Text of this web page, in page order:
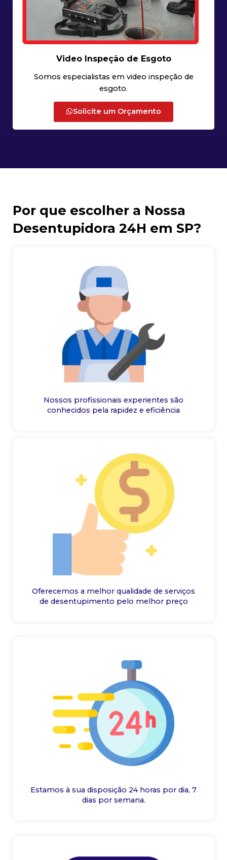
Video Inspeção de Esgoto
Somos especialistas em video inspeção de
esgoto.
Solicite um Orçamento
Por que escolher a Nossa
Desentupidora 24H em SP?
Nossos profissionais experientes são
conhecidos pela rapidez e eficiência
Oferecemos a melhor qualidade de serviços
de desentupimento pelo melhor preço
Estamos à sua disposição 24 horas por dia, 7
dias por semana.